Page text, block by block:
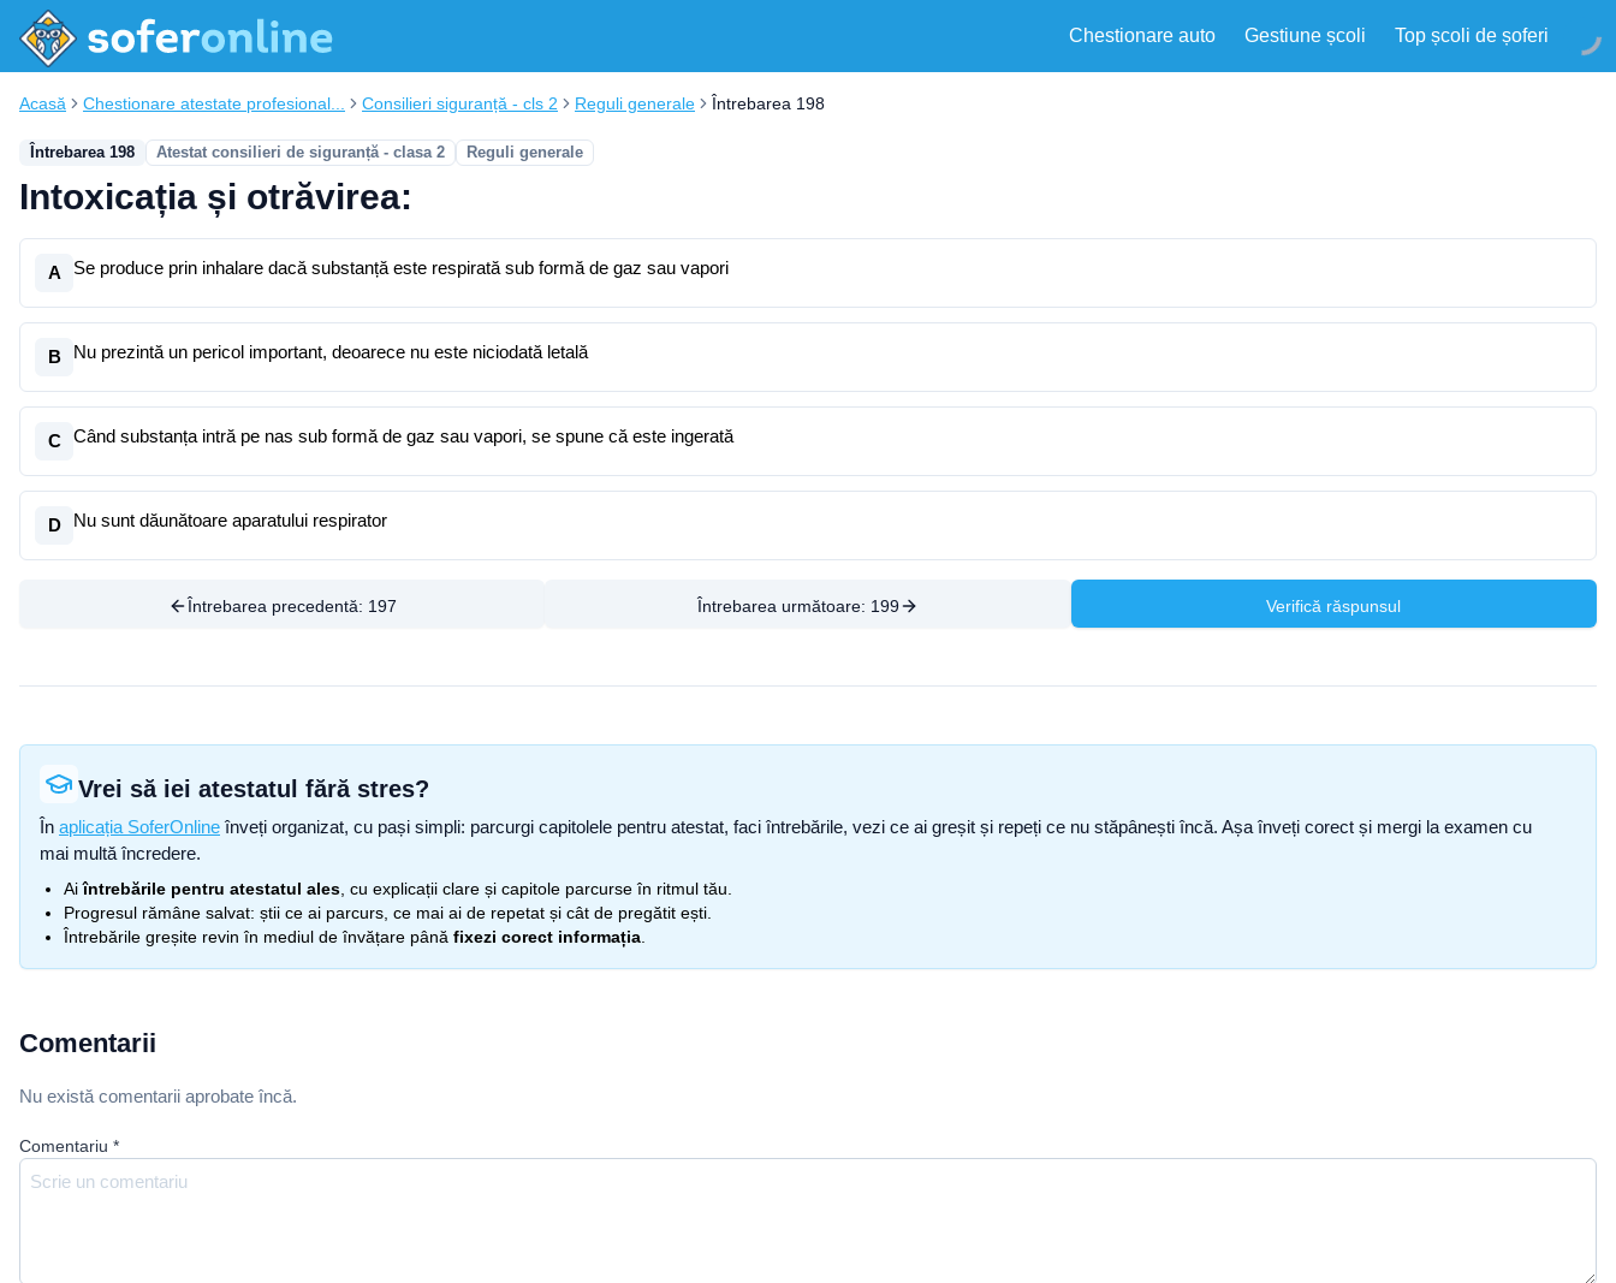
Chestionare auto Gestiune școli Top școli de șoferi
Acasă Chestionare atestate profesional... Consilieri siguranță - cls 2 Reguli generale Întrebarea 198
Întrebarea 198 Atestat consilieri de siguranță - clasa 2 Reguli generale
Intoxicația și otrăvirea:
A Se produce prin inhalare dacă substanță este respirată sub formă de gaz sau vapori
B Nu prezintă un pericol important, deoarece nu este niciodată letală
C Când substanța intră pe nas sub formă de gaz sau vapori, se spune că este ingerată
D Nu sunt dăunătoare aparatului respirator
Întrebarea precedentă: 197 Întrebarea următoare: 199 Verifică răspunsul
Vrei să iei atestatul fără stres?
În aplicația SoferOnline înveți organizat, cu pași simpli: parcurgi capitolele pentru atestat, faci întrebările, vezi ce ai greșit și repeți ce nu stăpânești încă. Așa înveți corect și mergi la examen cu
mai multă încredere.
Aiîntrebările pentru atestatul ales , cu explicații clare și capitole parcurse în ritmul tău.
Progresul rămâne salvat: știi ce ai parcurs, ce mai ai de repetat și cât de pregătit ești.
Întrebările greșite revin în mediul de învățare până fixezi corect informația
Comentarii
Nu există comentarii aprobate încă.
Comentariu *